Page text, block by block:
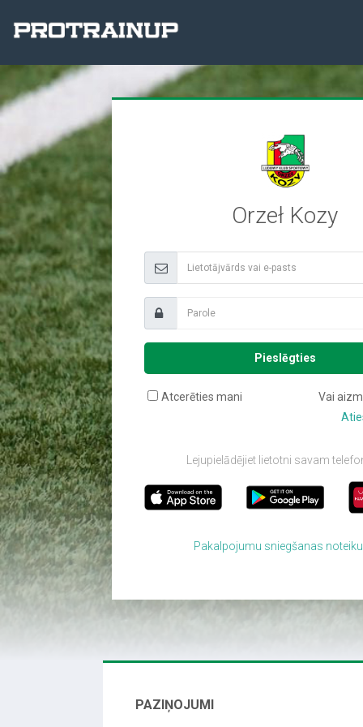
Orzeł Kozy
Pieslēgties
Atcerēties mani
Vai
Lejupielādējiet lietotni savam
Pakalpojumu sniegšanas
PAZIŅOJUMI